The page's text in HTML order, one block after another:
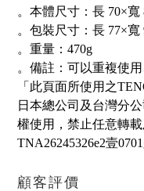
。本體尺寸：長 70×寬
。包裝尺寸：長 77×寬
。重量：470g
。備註：可以重複使
「此頁面所使用之
日本總公司及台灣分
權使用，禁止任意轉
TNA26245326e2壹
顧客評價